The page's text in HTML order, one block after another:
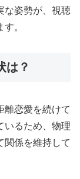
な姿勢が、視聴
。
は？
離恋愛を続けて
いるため、物理
関係を維持して